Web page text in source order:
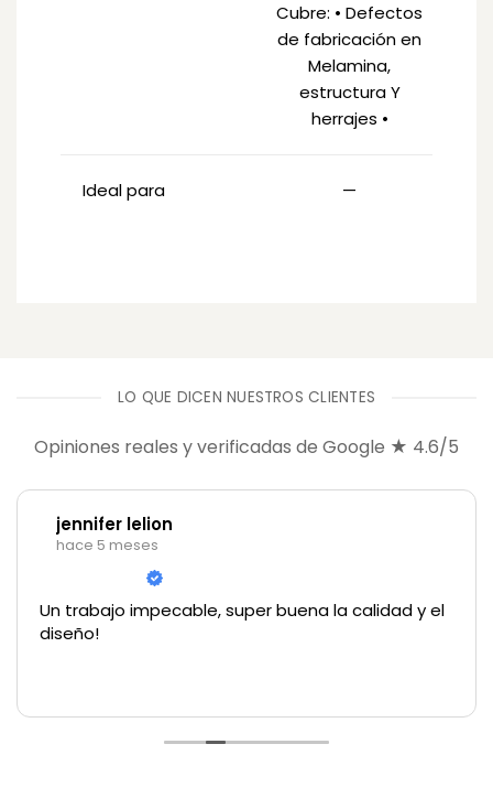
Cubre: • Defectos
de fabricación en
Melamina,
estructura Y
herrajes •
Ideal para —
LO QUE DICEN NUESTROS CLIENTES
Opiniones reales y verificadas de Google ★ 4.6/5
jennifer lelion
hace 5 meses
Un trabajo impecable, super buena la calidad y el
diseño!